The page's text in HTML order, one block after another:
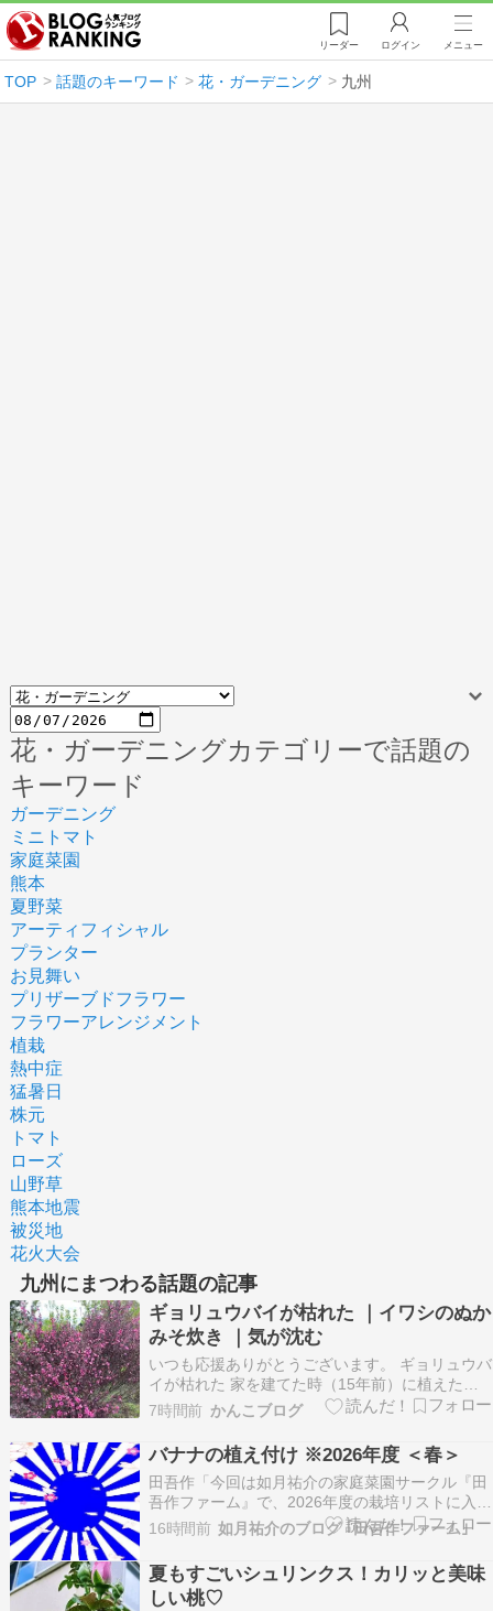
リーダー ログイン メニュー
TOP 話題のキーワード 花・ガーデニング 九州
花・ガーデニングカテゴリーで話題の
キーワード
ガーデニング
ミニトマト
家庭菜園
熊本
夏野菜
アーティフィシャル
プランター
お見舞い
プリザーブドフラワー
フラワーアレンジメント
植栽
熱中症
猛暑日
株元
トマト
ローズ
山野草
熊本地震
被災地
花火大会
九州にまつわる話題の記事
ギョリュウバイが枯れた ｜イワシのぬか
みそ炊き ｜気が沈む
いつも応援ありがとうございます。 ギョリュウバ
イが枯れた 家を建てた時（15年前）に植えたギ
ョリュウバイは、庭の木の中で一番のお気に入り
だった。一度、ミノムシが大量発生して枯れかけ
た時は、一匹一匹手で取って駆除した。小さくて
可愛い花を、こんなにたくさんつけて長い間楽し
ませてくれた…
7時間前 かんこブログ
バナナの植え付け ※2026年度 ＜春＞
田吾作「今回は如月祐介の家庭菜園サークル『田
吾作ファーム』で、2026年度の栽培リストに入れ
たバナナの植え付けを紹介する。」「バナナは東
南アジア原産でバショウ科バショウ属の植物であ
る。」「田吾作ファームでは熱帯植物で南国を感
じさせるバナナに興味を持ち、強風を防止して越
冬させるた…
16時間前 如月祐介のブログ ｢田吾作ファーム｣
夏もすごいシュリンクス！カリッと美味
しい桃♡